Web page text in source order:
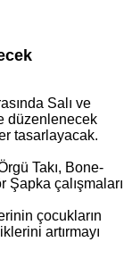
Salı ve
düzenlenecek
tasarlayacak.
Takı, Bone-
Şapka çalışmaları
çocukların
artırmayı